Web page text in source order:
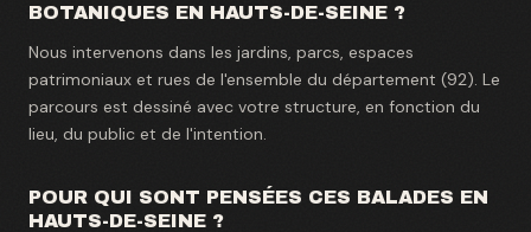
BOTANIQUES EN HAUTS-DE-SEINE ?
Nous intervenons dans les jardins, parcs, espaces
patrimoniaux et rues de l'ensemble du département (92). Le
parcours est dessiné avec votre structure, en fonction du
lieu, du public et de l'intention.
POUR QUI SONT PENSÉES CES BALADES EN
HAUTS-DE-SEINE ?